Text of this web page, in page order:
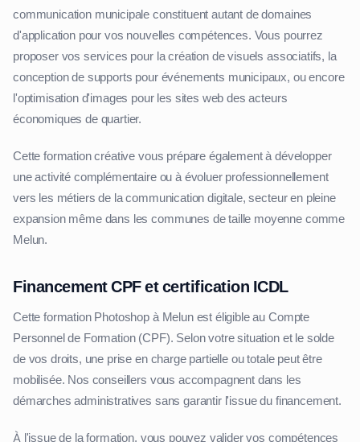
communication municipale constituent autant de domaines
d'application pour vos nouvelles compétences. Vous pourrez
proposer vos services pour la création de visuels associatifs, la
conception de supports pour événements municipaux, ou encore
l'optimisation d'images pour les sites web des acteurs
économiques de quartier.
Cette formation créative vous prépare également à développer
une activité complémentaire ou à évoluer professionnellement
vers les métiers de la communication digitale, secteur en pleine
expansion même dans les communes de taille moyenne comme
Melun.
Financement CPF et certification ICDL
Cette formation Photoshop à Melun est éligible au Compte
Personnel de Formation (CPF). Selon votre situation et le solde
de vos droits, une prise en charge partielle ou totale peut être
mobilisée. Nos conseillers vous accompagnent dans les
démarches administratives sans garantir l'issue du financement.
À l'issue de la formation, vous pouvez valider vos compétences